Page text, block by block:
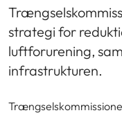
strategi for
luftforurening,
infrastrukturen.